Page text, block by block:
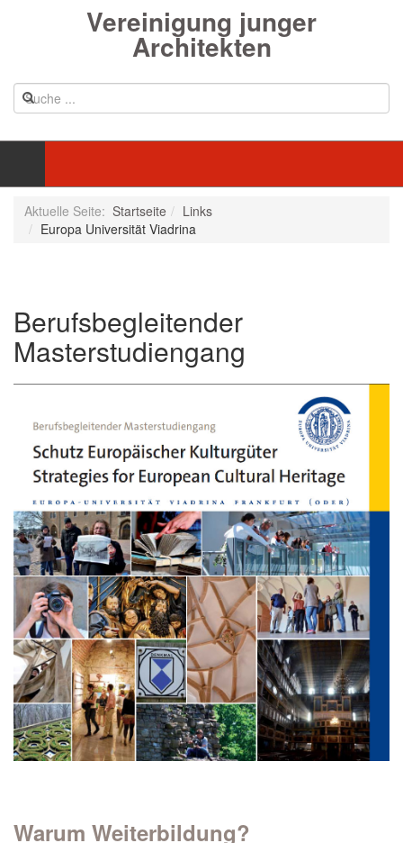
Vereinigung junger
Architekten
Aktuelle Seite: Startseite
Links
Europa Universität Viadrina
Berufsbegleitender
Masterstudiengang
Warum Weiterbildung?